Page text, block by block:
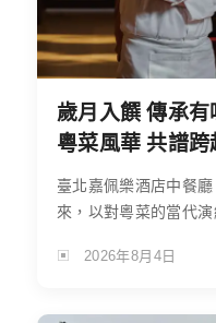
歲月入饌 傳承
粵菜風華 共譜
臺北嘉佩樂酒店中餐
來，以對粵菜的當代
2026年8月4日